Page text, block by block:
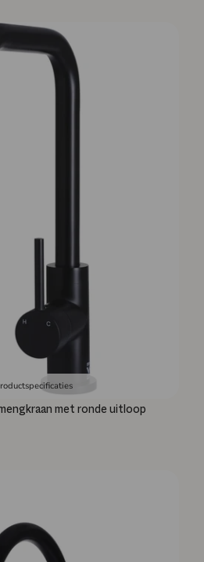
met ronde uitloop